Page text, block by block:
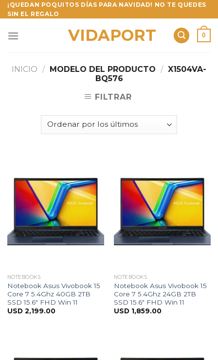
Skip
to
¡QUEDAN POQUITOS DÍAS PARA NAVIDAD! NO TE QUEDES
SIN EL REGALO
VIDAPORT 0
INICIO / MODELO DEL PRODUCTO / X1504VA-
BQ576
FILTRAR
NOTEBOOKS
Notebook Asus Vivobook 15
Core 7 5.4Ghz 40GB 2TB
SSD 15.6″ FHD Win 11
USD 2,199.00
NOTEBOOKS
Notebook Asus Vivobook 15
Core 7 5.4Ghz 24GB 2TB
SSD 15.6″ FHD Win 11
USD 1,859.00